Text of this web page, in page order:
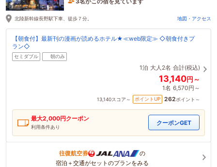
北陸新幹線長野駅下車、徒歩７分。 地図・アクセス
【朝食付】最新刊の漫画が読めるホテル★≪web限定≫ ◇朝食付きプ
ラン◇
セミダブル 朝のみ
1泊 大人2名 合計(税込)
13,140円～
1名 6,570円～
13,140スコア～ ポイントUP 262ポイント～
最大2,000円クーポン
利用条件あり
クーポンGET
往復航空券
の
宿泊＋交通がセットのプランをみる